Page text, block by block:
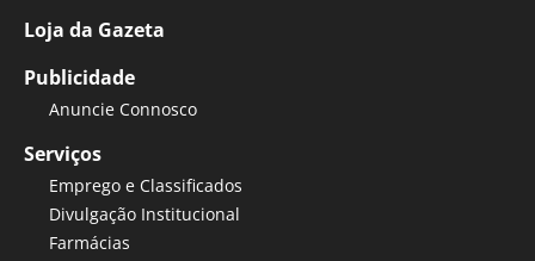
Loja da Gazeta
Publicidade
Anuncie Connosco
Serviços
Emprego e Classificados
Divulgação Institucional
Farmácias